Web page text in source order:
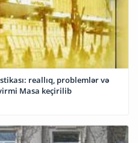
reallıq, problemlər və
Masa keçirilib